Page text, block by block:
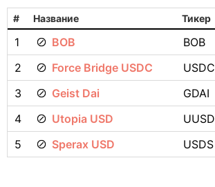
# Название Тикер
1 BOB BOB
2
Force Bridge USDC USDC
3
Geist Dai GDAI
4
Utopia USD UUSD
5
Sperax USD USDS